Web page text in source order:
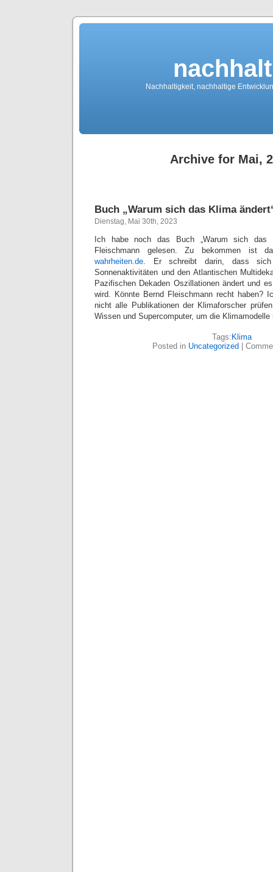
Nachhaltigkeit, nachhaltige
Archive for Mai,
Buch „Warum sich das Klima
Dienstag, Mai 30th, 2023
Ich habe noch das Buch „Warum sich das
Fleischmann gelesen. Zu bekommen ist
wahrheiten.de. Er schreibt darin, dass
Sonnenaktivitäten und den Atlantischen
Pazifischen Dekaden Oszillationen ändert und
wird. Könnte Bernd Fleischmann recht haben?
nicht alle Publikationen der Klimaforscher
Wissen und Supercomputer, um die Klimamodelle
Tags: Klima
Posted in Uncategorized